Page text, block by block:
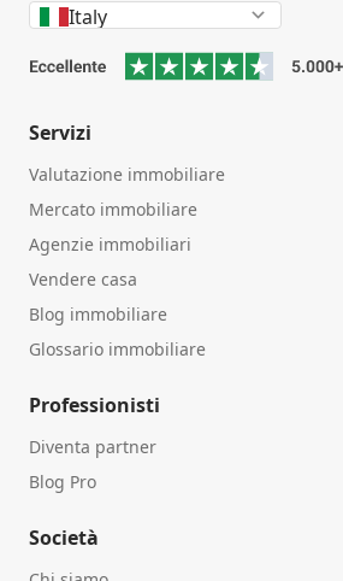
Italy
Servizi
Valutazione immobiliare
Mercato immobiliare
Agenzie immobiliari
Vendere casa
Blog immobiliare
Glossario immobiliare
Professionisti
Diventa partner
Blog Pro
Società